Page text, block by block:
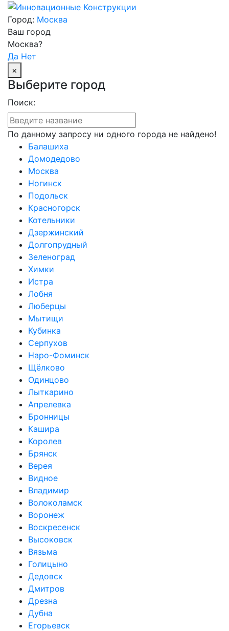
Город: Москва
Ваш город
Москва?
Да Нет
×
Выберите город
Поиск:
По данному запросу ни одного города не найдено!
Балашиха
Домодедово
Москва
Ногинск
Подольск
Красногорск
Котельники
Дзержинский
Долгопрудный
Зеленоград
Химки
Истра
Лобня
Люберцы
Мытищи
Кубинка
Серпухов
Наро-Фоминск
Щёлково
Одинцово
Лыткарино
Апрелевка
Бронницы
Кашира
Королев
Брянск
Верея
Видное
Владимир
Волоколамск
Воронеж
Воскресенск
Высоковск
Вязьма
Голицыно
Дедовск
Дмитров
Дрезна
Дубна
Егорьевск